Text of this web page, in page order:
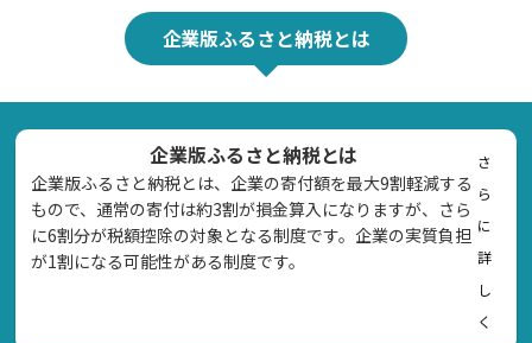
企業版ふるさと納税とは
企業版ふるさと納税とは
企業版ふるさと納税とは、企業の寄付額を最大9割軽減する
もので、通常の寄付は約3割が損金算入になりますが、さら
に6割分が税額控除の対象となる制度です。企業の実質負担
が1割になる可能性がある制度です。
さ
ら
に
詳
し
く